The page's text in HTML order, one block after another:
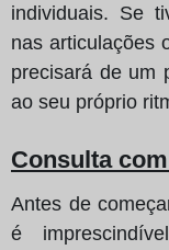
individuais. Se
nas articulações
precisará de um
ao seu próprio
Consulta
Antes de
é